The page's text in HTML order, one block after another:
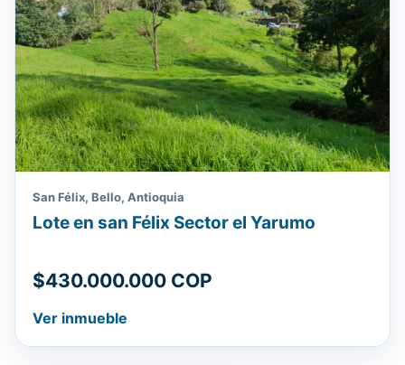
San Félix, Bello, Antioquia
Lote en san Félix Sector el Yarumo
$430.000.000 COP
Ver inmueble